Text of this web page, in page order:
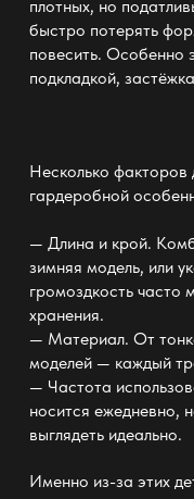
плотных, но
быстро потерять
повесить. Особенно
подкладкой,
Несколько факторов
гардеробной
— Длина и крой.
зимняя модель, или
громоздкость часто
хранения.
— Материал. От
моделей — каждый
— Частота
носится ежедневно,
выглядеть идеально.
Именно из-за этих